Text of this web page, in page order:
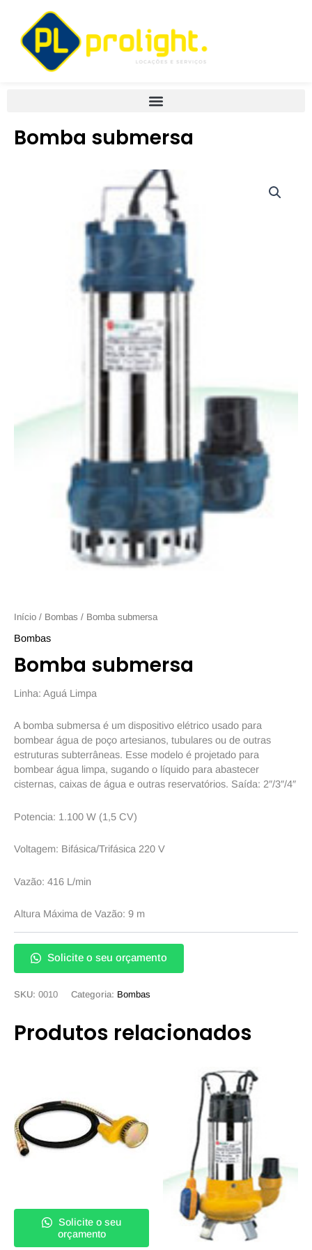
conteúdo
Bomba submersa
Início / Bombas / Bomba submersa
Bombas
Bomba submersa
Linha: Aguá Limpa
A bomba submersa é um dispositivo elétrico usado para
bombear água de poço artesianos, tubulares ou de outras
estruturas subterrâneas. Esse modelo é projetado para
bombear água limpa, sugando o líquido para abastecer
cisternas, caixas de água e outras reservatórios. Saída: 2″/3″/4″
Potencia: 1.100 W (1,5 CV)
Voltagem: Bifásica/Trifásica 220 V
Vazão: 416 L/min
Altura Máxima de Vazão: 9 m
Solicite o seu orçamento
SKU: 0010 Categoria: Bombas
Produtos relacionados
Solicite o seu
orçamento